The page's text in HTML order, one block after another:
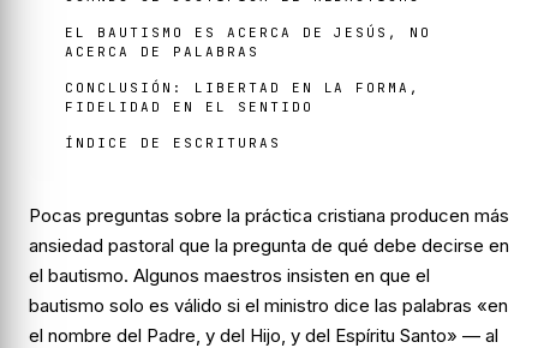
EL BAUTISMO ES ACERCA DE JESÚS, NO
ACERCA DE PALABRAS
CONCLUSIÓN: LIBERTAD EN LA FORMA,
FIDELIDAD EN EL SENTIDO
ÍNDICE DE ESCRITURAS
Pocas preguntas sobre la práctica cristiana producen más
ansiedad pastoral que la pregunta de qué debe decirse en
el bautismo. Algunos maestros insisten en que el
bautismo solo es válido si el ministro dice las palabras «en
el nombre del Padre, y del Hijo, y del Espíritu Santo» — al